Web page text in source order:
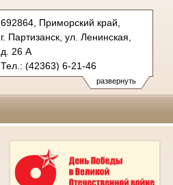
развернуть
692864, Приморский край,
г. Партизанск, ул. Ленинская,
д. 26 А
Тел.: (42363) 6-21-46
partizansky.prm@sudrf.ru
схема проезда